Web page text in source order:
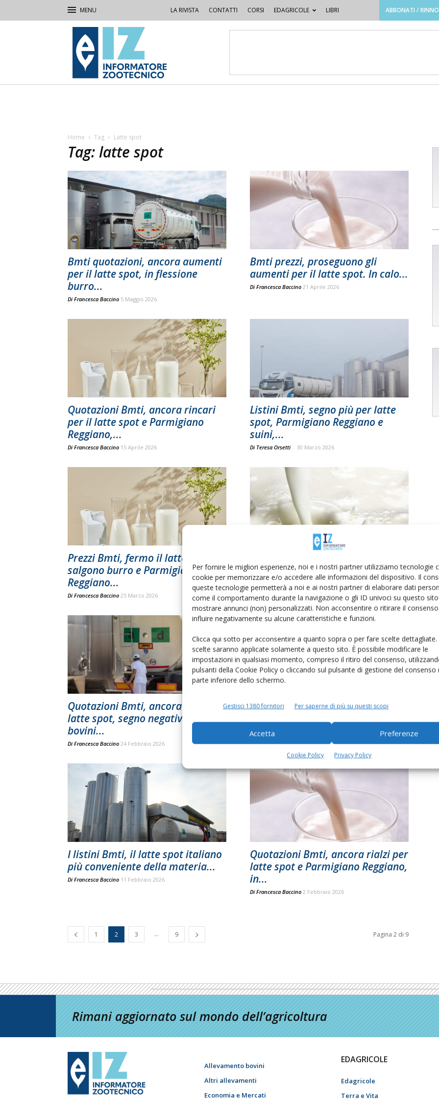
Per fornire le migliori esperienze, noi e i nostri partner utilizziamo tecnologie
cookie per memorizzare e/o accedere alle informazioni del dispositivo. Il
queste tecnologie permetterà a noi e ai nostri partner di elaborare dati
come il comportamento durante la navigazione o gli ID univoci su questo
mostrare annunci (non) personalizzati. Non acconsentire o ritirare il
influire negativamente su alcune caratteristiche e funzioni.
Clicca qui sotto per acconsentire a quanto sopra o per fare scelte dettagliate.
scelte saranno applicate solamente a questo sito. È possibile modificare le
impostazioni in qualsiasi momento, compreso il ritiro del consenso,
pulsanti della Cookie Policy o cliccando sul pulsante di gestione del consenso
parte inferiore dello schermo.
Gestisci 1380 fornitori Per saperne di più su questi scopi
Accetta Preferenze
Cookie Policy Privacy Policy
LA RIVISTA CONTATTI CORSI EDAGRICOLE LIBRI ABBONATI /
IZ
Informatore
Zootecnico
Home Tag Latte spot
Tag: latte spot
Bmti quotazioni, ancora aumenti
per il latte spot, in flessione
burro...
Di Francesca Baccino 5 Maggio 2026
Bmti prezzi, proseguono gli
aumenti per il latte spot. In calo...
Di Francesca Baccino 21 Aprile 2026
Quotazioni Bmti, ancora rincari
per il latte spot e Parmigiano
Reggiano,...
Di Francesca Baccino 15 Aprile 2026
Listini Bmti, segno più per latte
spot, Parmigiano Reggiano e
suini,...
Di Teresa Orsetti - 30 Marzo 2026
Prezzi Bmti, fermo il latte spot,
salgono burro e Parmigiano
Reggiano...
Di Francesca Baccino 25 Marzo 2026
basso il latte spot, avanzano
burro...
DiFrancesca Baccino 10 Marzo 2026
Quotazioni Bmti, ancora giù il
latte spot, segno negativo per
bovini...
Di Francesca Baccino 24 Febbraio 2026
Prezzi Bmti, il latte spot italiano
costa meno di quello tedesco...
DiFrancesca Baccino
I listini Bmti, il latte spot italiano
più conveniente della materia...
Di Francesca Baccino 11 Febbraio 2026
Quotazioni Bmti, ancora rialzi per
latte spot e Parmigiano Reggiano,
in...
Di Francesca Baccino 2 Febbraio 2026
1 2 3 ... 9 Pagina 2 di 9
Rimani aggiornato sul mondo dell’agricoltura
Allevamento bovini
Altri allevamenti
Economia e Mercati
EDAGRICOLE
Edagricole
Terra e Vita